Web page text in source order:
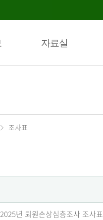
자료실
조사표
2025년 퇴원손상심층조사 조사표